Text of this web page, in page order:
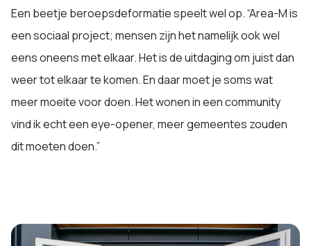
Een beetje beroepsdeformatie speelt wel op. “Area-M is
een sociaal project; mensen zijn het namelijk ook wel
eens oneens met elkaar. Het is de uitdaging om juist dan
weer tot elkaar te komen. En daar moet je soms wat
meer moeite voor doen. Het wonen in een community
vind ik echt een eye-opener, meer gemeentes zouden
dit moeten doen.”